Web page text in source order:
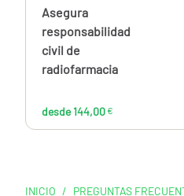
Calcúlalo ahora
Asegura
responsabilidad
civil de
radiofarmacia
desde 144,00 €
INICIO / PREGUNTAS